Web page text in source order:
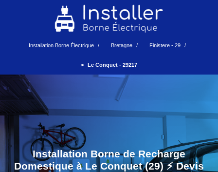
Installation Borne Électrique Bretagne Finistere - 29
Le Conquet - 29217
Installation Borne de Recharge
Domestique à Le Conquet (29) ⚡️ Devis